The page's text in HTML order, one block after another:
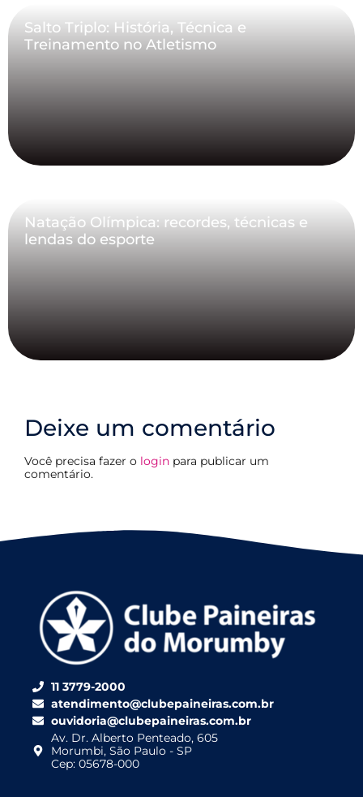
Salto Triplo: História, Técnica e
Treinamento no Atletismo
Natação Olímpica: recordes, técnicas e
lendas do esporte
Deixe um comentário
Você precisa fazer o login para publicar um
comentário.
11 3779-2000
atendimento@clubepaineiras.com.br
ouvidoria@clubepaineiras.com.br
Av. Dr. Alberto Penteado, 605
Morumbi, São Paulo - SP
Cep: 05678-000